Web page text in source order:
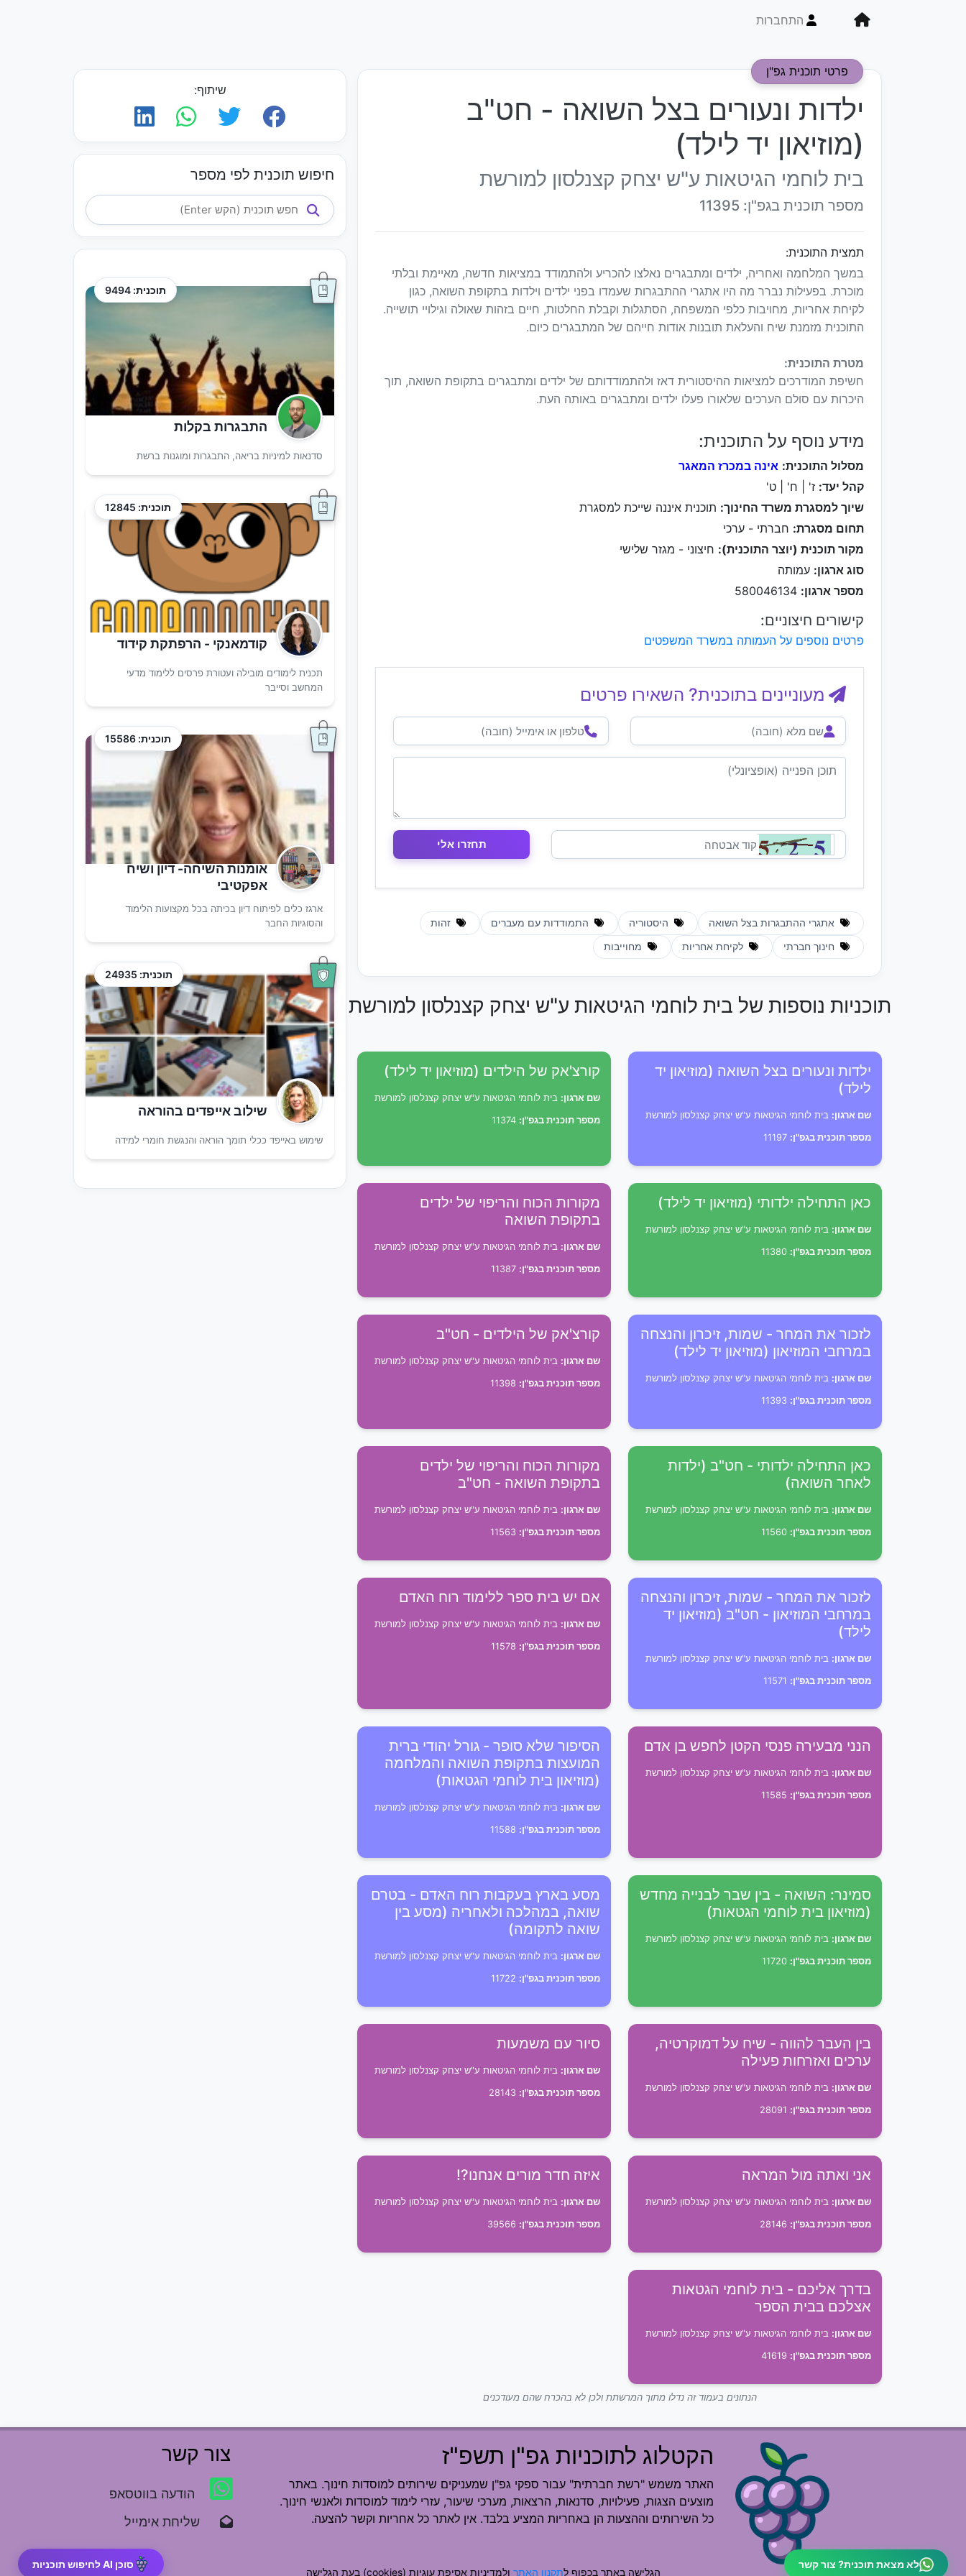
התחברות
פרטי תוכנית גפ"ן
ילדות ונעורים בצל השואה - חט"ב
(מוזיאון יד לילד)
בית לוחמי הגיטאות ע"ש יצחק קצנלסון למורשת
מספר תוכנית בגפ"ן: 11395
תמצית התוכנית:
במשך המלחמה ואחריה, ילדים ומתבגרים נאלצו להכריע ולהתמודד במציאות חדשה, מאיימת ובלתי
מוכרת. בפעילות נברר מה היו אתגרי ההתבגרות שעמדו בפני ילדים וילדות בתקופת השואה, כגון
לקיחת אחריות, מחויבות כלפי המשפחה, הסתגלות וקבלת החלטות, חיים בזהות שאולה וגילויי תושייה.
התוכנית מזמנת שיח והעלאת תובנות אודות חייהם של המתבגרים כיום.
מטרת התוכנית:
חשיפת המודרכים למציאות ההיסטורית דאז ולהתמודדותם של ילדים ומתבגרים בתקופת השואה, תוך
היכרות עם סולם הערכים שלאורו פעלו ילדים ומתבגרים באותה העת.
מידע נוסף על התוכנית:
מסלול התוכנית: אינה במכרז המאגר
קהל יעד: ז' | ח' | ט'
שיוך למסגרת משרד החינוך: תוכנית איננה שייכת למסגרת
תחום מסגרת: חברתי - ערכי
מקור תוכנית (יוצר התוכנית): חיצוני - מגזר שלישי
סוג ארגון: עמותה
מספר ארגון:
קישורים חיצוניים:
פרטים נוספים על העמותה במשרד המשפטים
מעוניינים בתוכנית? השאירו פרטים
אתגרי ההתבגרות בצל השואה היסטוריה התמודדות עם מעברים זהות
חינוך חברתי לקיחת אחריות מחוייבות
תוכניות נוספות של בית לוחמי הגיטאות ע"ש יצחק קצנלסון למורשת
ילדות ונעורים בצל השואה (מוזיאון יד
לילד)
שם ארגון: בית לוחמי הגיטאות ע"ש יצחק קצנלסון למורשת
מספר תוכנית בגפ"ן:
קורצ'אק של הילדים (מוזיאון יד לילד)
שם ארגון: בית לוחמי הגיטאות ע"ש יצחק קצנלסון למורשת
מספר תוכנית בגפ"ן:
כאן התחילה ילדותי (מוזיאון יד לילד)
שם ארגון: בית לוחמי הגיטאות ע"ש יצחק קצנלסון למורשת
מספר תוכנית בגפ"ן:
מקורות הכוח והריפוי של ילדים
בתקופת השואה
שם ארגון: בית לוחמי הגיטאות ע"ש יצחק קצנלסון למורשת
מספר תוכנית בגפ"ן:
לזכור את המחר - שמות, זיכרון והנצחה
במרחבי המוזיאון (מוזיאון יד לילד)
שם ארגון: בית לוחמי הגיטאות ע"ש יצחק קצנלסון למורשת
מספר תוכנית בגפ"ן:
קורצ'אק של הילדים - חט"ב
שם ארגון: בית לוחמי הגיטאות ע"ש יצחק קצנלסון למורשת
מספר תוכנית בגפ"ן:
כאן התחילה ילדותי - חט"ב (ילדות
לאחר השואה)
שם ארגון: בית לוחמי הגיטאות ע"ש יצחק קצנלסון למורשת
מספר תוכנית בגפ"ן:
מקורות הכוח והריפוי של ילדים
בתקופת השואה - חט"ב
שם ארגון: בית לוחמי הגיטאות ע"ש יצחק קצנלסון למורשת
מספר תוכנית בגפ"ן:
לזכור את המחר - שמות, זיכרון והנצחה
במרחבי המוזיאון - חט"ב (מוזיאון יד
לילד)
שם ארגון: בית לוחמי הגיטאות ע"ש יצחק קצנלסון למורשת
מספר תוכנית בגפ"ן:
אם יש בית ספר ללימוד רוח האדם
שם ארגון: בית לוחמי הגיטאות ע"ש יצחק קצנלסון למורשת
מספר תוכנית בגפ"ן:
הנני מבעירה פנסי הקטן לחפש בן אדם
שם ארגון: בית לוחמי הגיטאות ע"ש יצחק קצנלסון למורשת
מספר תוכנית בגפ"ן:
הסיפור שלא סופר - גורל יהודי ברית
המועצות בתקופת השואה והמלחמה
(מוזיאון בית לוחמי הגטאות)
שם ארגון: בית לוחמי הגיטאות ע"ש יצחק קצנלסון למורשת
מספר תוכנית בגפ"ן:
סמינר: השואה - בין שבר לבנייה מחדש
(מוזיאון בית לוחמי הגטאות)
שם ארגון: בית לוחמי הגיטאות ע"ש יצחק קצנלסון למורשת
מספר תוכנית בגפ"ן:
מסע בארץ בעקבות רוח האדם - בטרם
שואה, במהלכה ולאחריה (מסע בין
שואה לתקומה)
שם ארגון: בית לוחמי הגיטאות ע"ש יצחק קצנלסון למורשת
מספר תוכנית בגפ"ן:
בין העבר להווה - שיח על דמוקרטיה,
ערכים ואזרחות פעילה
שם ארגון: בית לוחמי הגיטאות ע"ש יצחק קצנלסון למורשת
מספר תוכנית בגפ"ן:
סיור עם משמעות
שם ארגון: בית לוחמי הגיטאות ע"ש יצחק קצנלסון למורשת
מספר תוכנית בגפ"ן:
אני ואתה מול המראה
שם ארגון: בית לוחמי הגיטאות ע"ש יצחק קצנלסון למורשת
מספר תוכנית בגפ"ן:
איזה חדר מורים אנחנו?!
שם ארגון: בית לוחמי הגיטאות ע"ש יצחק קצנלסון למורשת
מספר תוכנית בגפ"ן:
בדרך אליכם - בית לוחמי הגטאות
אצלכם בבית הספר
שם ארגון: בית לוחמי הגיטאות ע"ש יצחק קצנלסון למורשת
מספר תוכנית בגפ"ן:
הנתונים בעמוד זה נדלו מתוך המרשתת ולכן לא בהכרח שהם מעודכנים
שיתוף:
חיפוש תוכנית לפי מספר
תוכנית: 9494
התבגרות בקלות
סדנאות למיניות בריאה, התבגרות ומוגנות ברשת
תוכנית: 12845
קודמאנקי - הרפתקת קידוד
תכנית לימודים מובילה ועטורת פרסים ללימוד מדעי
המחשב וסייבר
תוכנית: 15586
אומנות השיחה- דיון ושיח
אפקטיבי
ארגז כלים לפיתוח דיון בכיתה בכל מקצועות הלימוד
והסוגיות החבר
תוכנית: 24935
שילוב אייפדים בהוראה
שימוש באייפד ככלי תומך הוראה והנגשת חומרי למידה
לא מצאת תוכנית? צור קשר סוכן AI לחיפוש תוכניות
הקטלוג לתוכניות גפ"ן תשפ"ז
האתר משמש "רשת חברתית" עבור ספקי גפ"ן שמעניקים שירותים למוסדות חינוך. באתר
מוצעים הצגות, פעילויות, סדנאות, הרצאות, מערכי שיעור, עזרי לימוד למוסדות ולאנשי חינוך.
כל השירותים וההצעות הן באחריות המציע בלבד. אין לאתר כל אחריות וקשר להצעה.
צור קשר
הודעה בווטסאפ
שליחת אימייל
הגלישה באתר בכפוף לתקנון האתר ולמדיניות אסיפת עוגיות (cookies) בעת הגלישה